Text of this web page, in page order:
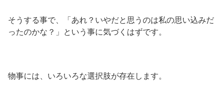
そうする事で、「あれ？いやだと思うのは私の思い込みだ
ったのかな？」という事に気づくはずです。
物事には、いろいろな選択肢が存在します。